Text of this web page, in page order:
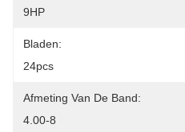
9HP
Bladen:
24pcs
Afmeting Van De Band:
4.00-8